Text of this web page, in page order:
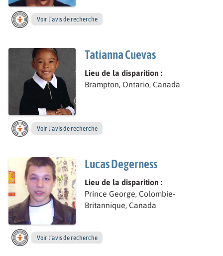
Voir l’avis de recherche
Tatianna Cuevas
Lieu de la disparition :
Brampton, Ontario, Canada
Voir l’avis de recherche
Lucas Degerness
Lieu de la disparition :
Prince George, Colombie-
Britannique, Canada
Voir l’avis de recherche